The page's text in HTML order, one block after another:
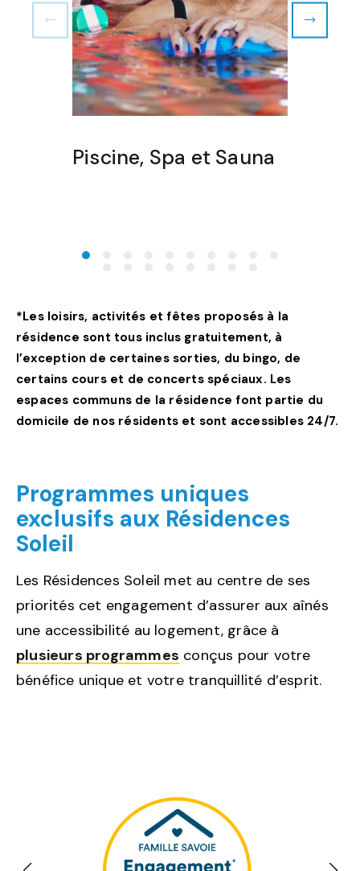
Piscine, Spa et Sauna
*Les loisirs, activités et fêtes proposés à la
résidence sont tous inclus gratuitement, à
l’exception de certaines sorties, du bingo, de
certains cours et de concerts spéciaux. Les
espaces communs de la résidence font partie du
domicile de nos résidents et sont accessibles 24/7.
Programmes uniques
exclusifs aux Résidences
Soleil
Les Résidences Soleil met au centre de ses
priorités cet engagement d’assurer aux aînés
une accessibilité au logement, grâce à
plusieurs programmes conçus pour votre
bénéfice unique et votre tranquillité d’esprit.